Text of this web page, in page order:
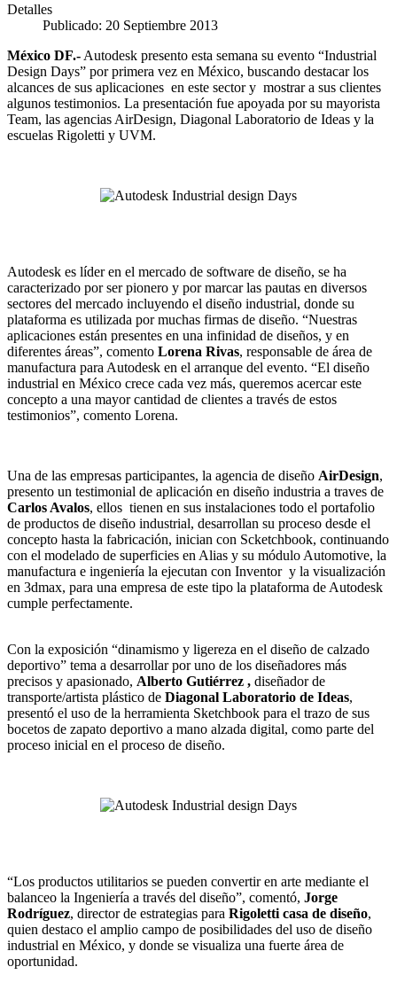
Detalles
Publicado: 20 Septiembre 2013
México DF.- Autodesk presento esta semana su evento “Industrial
Design Days” por primera vez en México, buscando destacar los
alcances de sus aplicaciones en este sector y mostrar a sus clientes
algunos testimonios. La presentación fue apoyada por su mayorista
Team, las agencias AirDesign, Diagonal Laboratorio de Ideas y la
escuelas Rigoletti y UVM.
Autodesk es líder en el mercado de software de diseño, se ha
caracterizado por ser pionero y por marcar las pautas en diversos
sectores del mercado incluyendo el diseño industrial, donde su
plataforma es utilizada por muchas firmas de diseño. “Nuestras
aplicaciones están presentes en una infinidad de diseños, y en
diferentes áreas”, comento Lorena Rivas, responsable de área de
manufactura para Autodesk en el arranque del evento. “El diseño
industrial en México crece cada vez más, queremos acercar este
concepto a una mayor cantidad de clientes a través de estos
testimonios”, comento Lorena.
Una de las empresas participantes, la agencia de diseño AirDesign,
presento un testimonial de aplicación en diseño industria a traves de
Carlos Avalos, ellos tienen en sus instalaciones todo el portafolio
de productos de diseño industrial, desarrollan su proceso desde el
concepto hasta la fabricación, inician con Scketchbook, continuando
con el modelado de superficies en Alias y su módulo Automotive, la
manufactura e ingeniería la ejecutan con Inventor y la visualización
en 3dmax, para una empresa de este tipo la plataforma de Autodesk
cumple perfectamente.
Con la exposición “dinamismo y ligereza en el diseño de calzado
deportivo” tema a desarrollar por uno de los diseñadores más
precisos y apasionado, Alberto Gutiérrez , diseñador de
transporte/artista plástico de Diagonal Laboratorio de Ideas,
presentó el uso de la herramienta Sketchbook para el trazo de sus
bocetos de zapato deportivo a mano alzada digital, como parte del
proceso inicial en el proceso de diseño.
“Los productos utilitarios se pueden convertir en arte mediante el
balanceo la Ingeniería a través del diseño”, comentó, Jorge
Rodríguez, director de estrategias para Rigoletti casa de diseño,
quien destaco el amplio campo de posibilidades del uso de diseño
industrial en México, y donde se visualiza una fuerte área de
oportunidad.